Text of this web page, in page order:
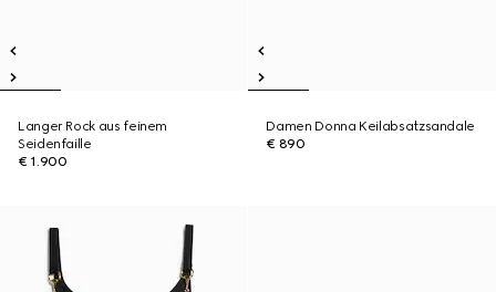
Langer Rock aus feinem
Seidenfaille
€ 1.900
Damen Donna Keilabsatzsandale
€ 890